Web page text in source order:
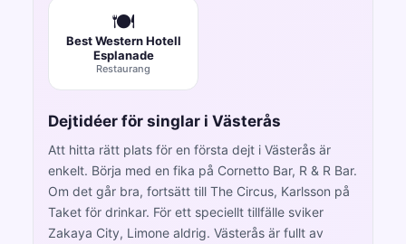
🍽️
Best Western Hotell
Esplanade
Restaurang
Dejtidéer för singlar i Västerås
Att hitta rätt plats för en första dejt i Västerås är
enkelt. Börja med en fika på Cornetto Bar, R & R Bar.
Om det går bra, fortsätt till The Circus, Karlsson på
Taket för drinkar. För ett speciellt tillfälle sviker
Zakaya City, Limone aldrig. Västerås är fullt av